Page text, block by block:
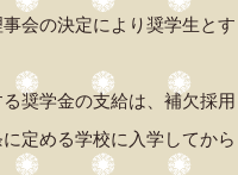
会の決定により奨学生とす
奨学金の支給は、補欠採用
定める学校に入学してから